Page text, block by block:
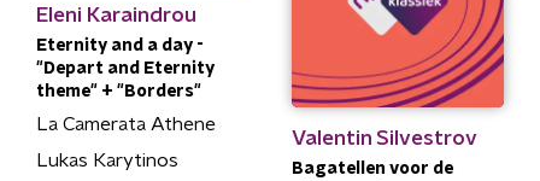
Eleni Karaindrou
Eternity and a day -
"Depart and Eternity
theme" + "Borders"
La Camerata Athene
Lukas Karytinos
Valentin Silvestrov
Bagatellen voor de